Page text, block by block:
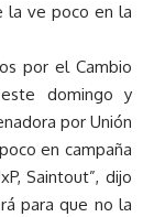
la ve poco en la
por el Cambio
domingo y
por Unión
en campaña
Saintout”, dijo
para que no la